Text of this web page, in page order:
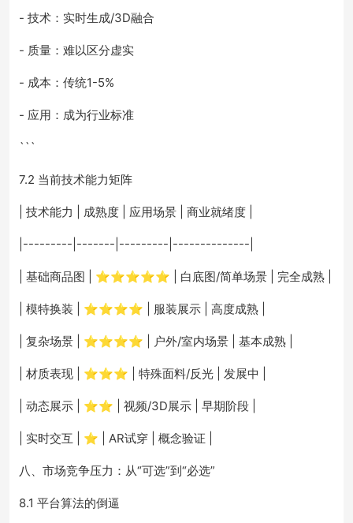
- 技术：实时生成/3D融合
- 质量：难以区分虚实
- 成本：传统1-5%
- 应用：成为行业标准
```
7.2 当前技术能力矩阵
| 技术能力 | 成熟度 | 应用场景 | 商业就绪度 |
|---------|-------|---------|--------------|
| 基础商品图 | ⭐⭐⭐⭐⭐ | 白底图/简单场景 | 完全成熟 |
| 模特换装 | ⭐⭐⭐⭐ | 服装展示 | 高度成熟 |
| 复杂场景 | ⭐⭐⭐⭐ | 户外/室内场景 | 基本成熟 |
| 材质表现 | ⭐⭐⭐ | 特殊面料/反光 | 发展中 |
| 动态展示 | ⭐⭐ | 视频/3D展示 | 早期阶段 |
| 实时交互 | ⭐ | AR试穿 | 概念验证 |
八、市场竞争压力：从“可选”到“必选”
8.1 平台算法的倒逼